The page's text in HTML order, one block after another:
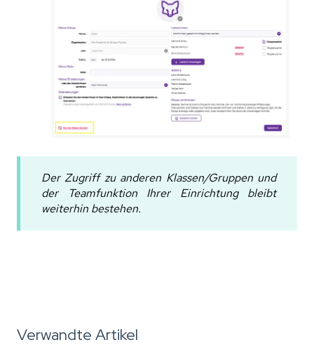
Der Zugriff zu anderen Klassen/Gruppen und
der Teamfunktion Ihrer Einrichtung bleibt
weiterhin bestehen.
Verwandte Artikel